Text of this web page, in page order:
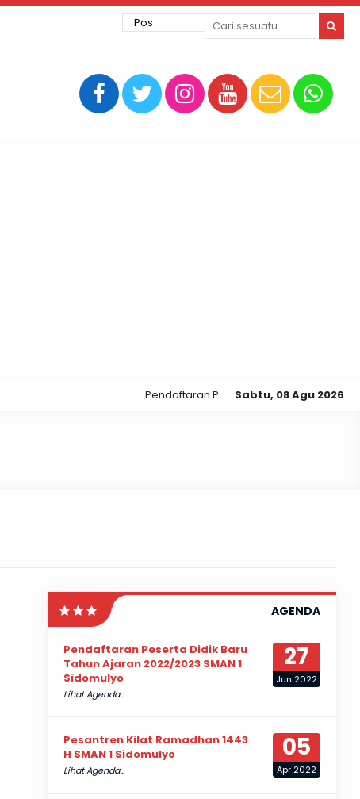
Sabtu, 08 Agu 2026
Pendaftaran PPDB Online SMA N 1
AGENDA
27
Jun 2022
Pendaftaran Peserta Didik Baru
Tahun Ajaran 2022/2023 SMAN 1
Sidomulyo
Lihat Agenda...
05
Apr 2022
Pesantren Kilat Ramadhan 1443
H SMAN 1 Sidomulyo
Lihat Agenda...